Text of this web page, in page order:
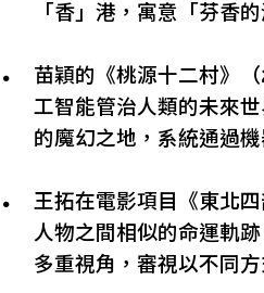
「香」港，寓意「芬香
苗穎的《桃源十二村》
工智能管治人類的未來
的魔幻之地，系統通過
王拓在電影項目《東北
人物之間相似的命運軌
多重視角，審視以不同